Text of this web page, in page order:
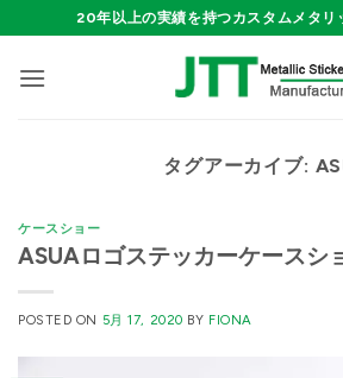
to
content
20年以上の実績を持つカスタムメタリ
タグアーカイブ:
ケースショー
ASUAロゴステッカーケースシ
POSTED ON 5月 17, 2020 BY FIONA